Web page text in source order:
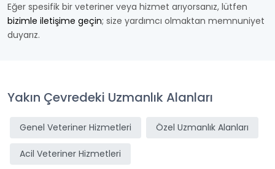
Eğer spesifik bir veteriner veya hizmet arıyorsanız, lütfen
bizimle iletişime geçin; size yardımcı olmaktan memnuniyet
duyarız.
Yakın Çevredeki Uzmanlık Alanları
Genel Veteriner Hizmetleri Özel Uzmanlık Alanları
Acil Veteriner Hizmetleri